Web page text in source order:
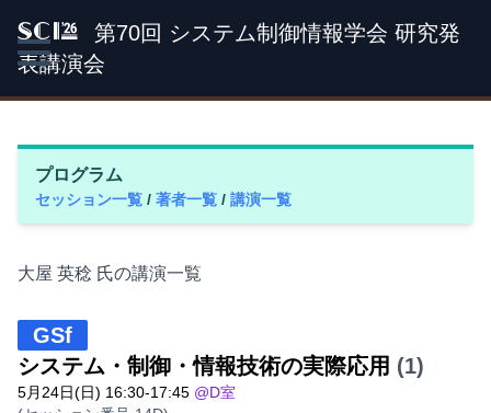
SCI '26
第70回 システム制御情報学会 研究発
表講演会
プログラム
セッション一覧 / 著者一覧 / 講演一覧
大屋 英稔 氏の講演一覧
GSf
システム・制御・情報技術の実際応用 (1)
5月24日(日) 16:30-17:45 @D室